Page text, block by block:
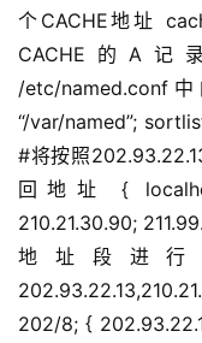
个CACHE地址
CACHE的A记
/etc/named.conf
“/var/named”;
#将按照
回地址 {
210.21.30.90;
地址段进
202/8; {